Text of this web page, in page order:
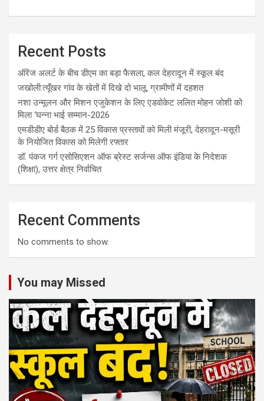
Recent Posts
ऑरेंज अलर्ट के बीच डीएम का बड़ा फैसला, कल देहरादून में स्कूल बंद
जखोली:त्यूँखर गांव के खेतों में दिखे दो भालू, ग्रामीणों में दहशत
नशा उन्मूलन और मिशन एजुकेशन के लिए एडवोकेट ललित मोहन जोशी को
मिला ‘घन्ना भाई सम्मान-2026
एमडीडीए बोर्ड बैठक में 25 विकास प्रस्तावों को मिली मंजूरी, देहरादून-मसूरी
के नियोजित विकास को मिलेगी रफ्तार
डॉ. पंकज गर्ग एसोसिएशन ऑफ ब्रेस्ट सर्जन्स ऑफ इंडिया के निदेशक
(शिक्षा), उत्तर क्षेत्र निर्वाचित
Recent Comments
No comments to show.
You may Missed